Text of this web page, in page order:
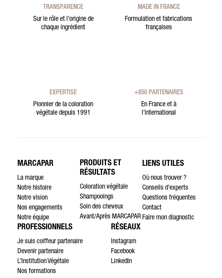
TRANSPARENCE
Sur le rôle et l’origine de
chaque ingrédient
MADE IN FRANCE
Formulation et fabrications
françaises
EXPERTISE
Pionnier de la coloration
végétale depuis 1991
+850 PARTENAIRES
En France et à
l’international
MARCAPAR
La marque
Notre histoire
Notre vision
Nos engagements
Notre équipe
PRODUITS ET
RÉSULTATS
Coloration végétale
Shampooings
Soin des cheveux
Avant/Après MARCAPAR
LIENS UTILES
Où nous trouver ?
Conseils d’experts
Questions fréquentes
Contact
Faire mon diagnostic
PROFESSIONNELS
Je suis coiffeur partenaire
Devenir partenaire
L’Institution Végétale
Nos formations
RÉSEAUX
Instagram
Facebook
LinkedIn